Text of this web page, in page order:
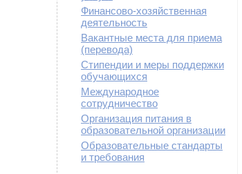
Финансово-хозяйственная
деятельность
Вакантные места для приема
(перевода)
Стипендии и меры поддержки
обучающихся
Международное
сотрудничество
Организация питания в
образовательной организации
Образовательные стандарты
и требования